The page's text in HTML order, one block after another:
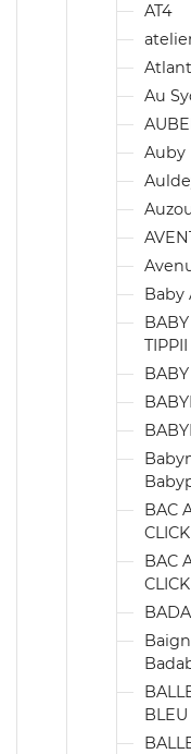
AT4
Au
Auby
Baby
BAC
BAC
BLEU